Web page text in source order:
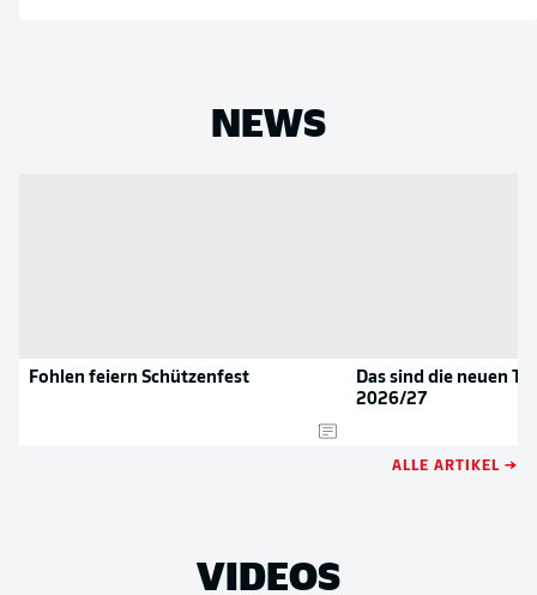
NEWS
Fohlen feiern Schützenfest
Das sind die neuen
2026/27
ALLE ARTIKEL →
VIDEOS